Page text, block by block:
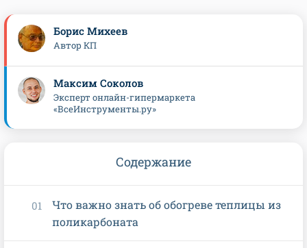
Борис Михеев
Автор КП
Максим Соколов
Эксперт онлайн-гипермаркета
«ВсеИнструменты.ру»
Содержание
Что важно знать об обогреве теплицы из
поликарбоната